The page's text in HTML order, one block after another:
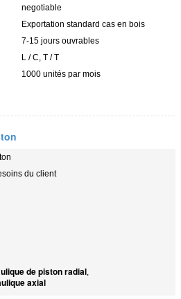
negotiable
Exportation standard cas en bois
7-15 jours ouvrables
L / C, T / T
1000 unités par mois
du client
de piston radial,
axial